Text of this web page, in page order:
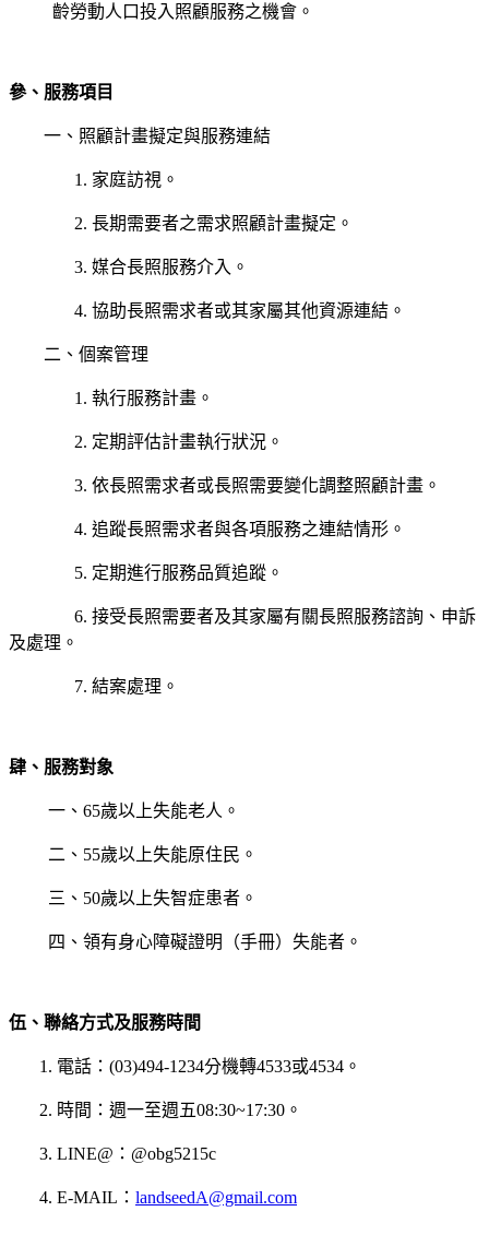
齡勞動人口投入照顧服務之機會。
參、服務項目
一、照顧計畫擬定與服務連結
1. 家庭訪視。
2. 長期需要者之需求照顧計畫擬定。
3. 媒合長照服務介入。
4. 協助長照需求者或其家屬其他資源連結。
二、個案管理
1. 執行服務計畫。
2. 定期評估計畫執行狀況。
3. 依長照需求者或長照需要變化調整照顧計畫。
4. 追蹤長照需求者與各項服務之連結情形。
5. 定期進行服務品質追蹤。
6. 接受長照需要者及其家屬有關長照服務諮詢、申訴
及處理。
7. 結案處理。
肆、服務對象
一、65歲以上失能老人。
二、55歲以上失能原住民。
三、50歲以上失智症患者。
四、領有身心障礙證明（手冊）失能者。
伍、聯絡方式及服務時間
1. 電話：(03)494-1234分機轉4533或4534。
2. 時間：週一至週五08:30~17:30。
3. LINE@：@obg5215c
4. E-MAIL： landseedA@gmail.com